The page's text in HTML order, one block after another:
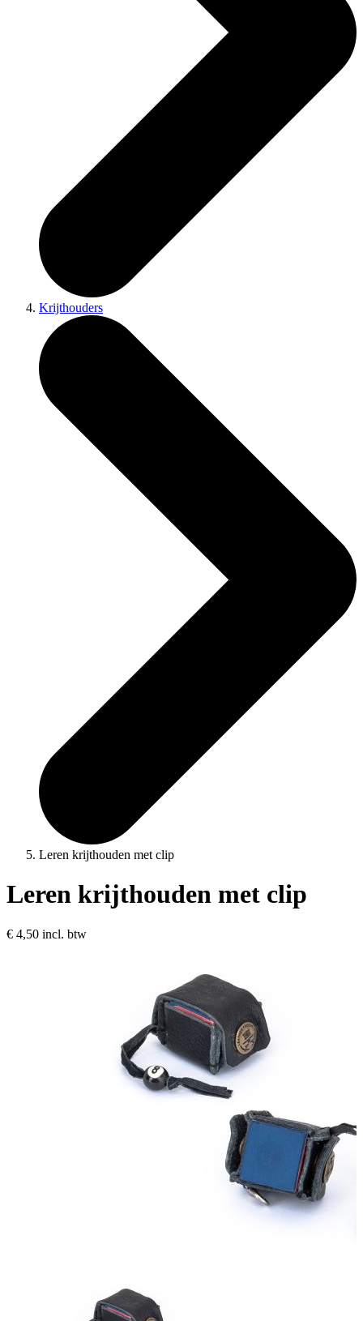
Krijthouders
Leren krijthouden met clip
Leren krijthouden met clip
€ 4,50 incl. btw